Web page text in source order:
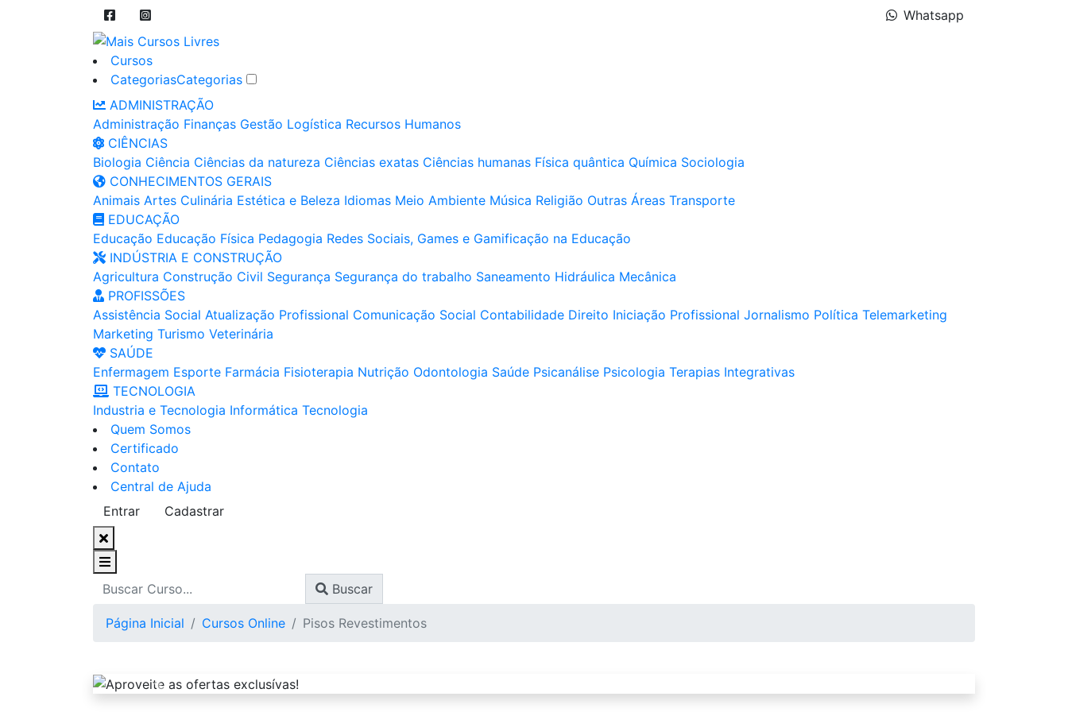
Whatsapp
Cursos
CategoriasCategorias
ADMINISTRAÇÃO
Administração Finanças Gestão Logística Recursos Humanos
CIÊNCIAS
Biologia Ciência Ciências da natureza Ciências exatas Ciências humanas Física quântica Química Sociologia
CONHECIMENTOS GERAIS
Animais Artes Culinária Estética e Beleza Idiomas Meio Ambiente Música Religião Outras Áreas Transporte
EDUCAÇÃO
Educação Educação Física Pedagogia Redes Sociais, Games e Gamificação na Educação
INDÚSTRIA E CONSTRUÇÃO
Agricultura Construção Civil Segurança Segurança do trabalho Saneamento Hidráulica Mecânica
PROFISSÕES
Assistência Social Atualização Profissional Comunicação Social Contabilidade Direito Iniciação Profissional Jornalismo Política Telemarketing
Marketing Turismo Veterinária
SAÚDE
Enfermagem Esporte Farmácia Fisioterapia Nutrição Odontologia Saúde Psicanálise Psicologia Terapias Integrativas
TECNOLOGIA
Industria e Tecnologia Informática Tecnologia
Quem Somos
Certificado
Contato
Central de Ajuda
Entrar
Cadastrar
Buscar
Página Inicial Cursos Online Pisos Revestimentos